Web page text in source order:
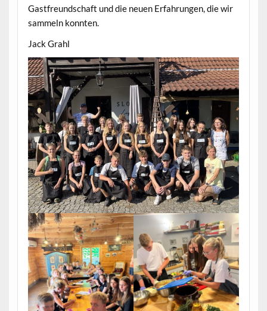
Gastfreundschaft und die neuen Erfahrungen, die wir
sammeln konnten.
Jack Grahl